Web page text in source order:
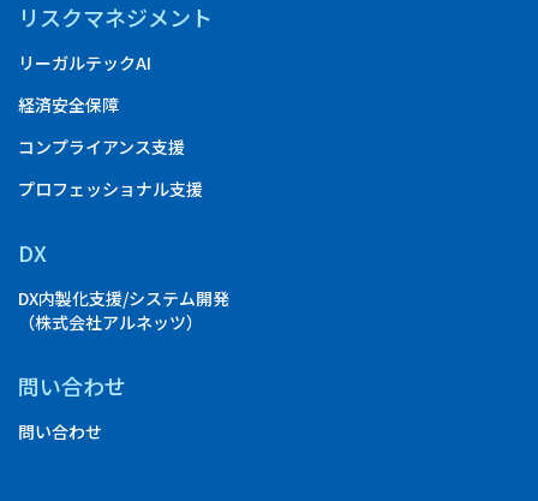
リスクマネジメント
リーガルテックAI
経済安全保障
コンプライアンス支援
プロフェッショナル支援
DX
DX内製化支援/システム開発
（株式会社アルネッツ）
問い合わせ
問い合わせ